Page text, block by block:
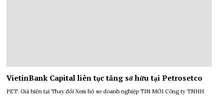
VietinBank Capital liên tục tăng sở hữu tại Petrosetco
PET: Giá hiện tại Thay đổi Xem hồ sơ doanh nghiệp TIN MỚI Công ty TNHH